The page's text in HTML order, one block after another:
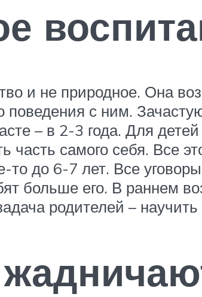
и не природное. Она
поведения с ним.
– в 2-3 года. Для
часть самого себя. Все
то до 6-7 лет. Все
больше его. В раннем
родителей –